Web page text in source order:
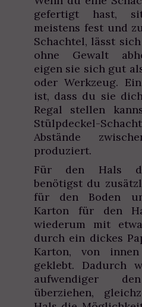
gefertigt hast,
meistens fest und
Schachtel, lässt
ohne Gewalt
eigen sie sich gut
oder Werkzeug.
ist, dass du sie
Regal stellen
Stülpdeckel-
Abstände
produziert.
Für den Hals
benötigst du
für den Boden
Karton für den
wiederum mit
durch ein dickes
Karton, von
geklebt. Dadurch
aufwendiger
überziehen,